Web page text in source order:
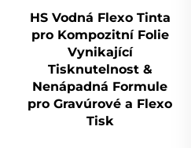
HS Vodná Flexo Tinta
pro Kompozitní Folie
Vynikající
Tisknutelnost &
Nenápadná Formule
pro Gravúrové a Flexo
Tisk